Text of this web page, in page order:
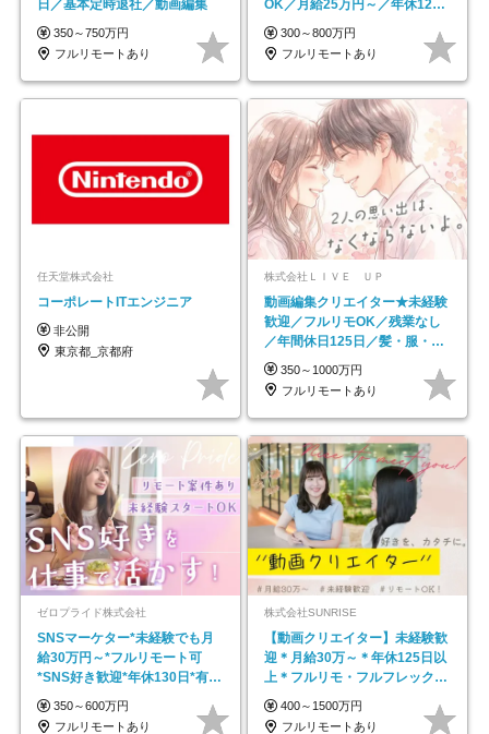
日／基本定時退社／動画編集
350～750万円
フルリモートあり
OK／月給25万円～／年休125
日以上
300～800万円
フルリモートあり
任天堂株式会社
コーポレートITエンジニア
非公開
東京都_京都府
株式会社ＬＩＶＥ ＵＰ
動画編集クリエイター★未経験
歓迎／フルリモOK／残業なし
／年間休日125日／髪・服・ネ
イル自由／研修充実で安心
350～1000万円
フルリモートあり
ゼロプライド株式会社
SNSマーケター*未経験でも月
給30万円～*フルリモート可
*SNS好き歓迎*年休130日*有休
取得率100%
350～600万円
フルリモートあり
株式会社SUNRISE
【動画クリエイター】未経験歓
迎＊月給30万～＊年休125日以
上＊フルリモ・フルフレックス
◆10名の採用が決定◆
400～1500万円
フルリモートあり